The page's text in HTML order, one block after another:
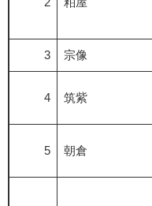
3 宗像
4 筑紫
5 朝倉